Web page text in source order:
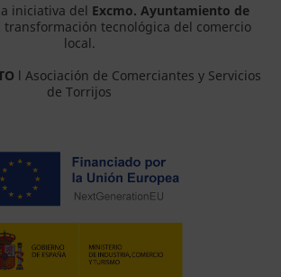
iniciativa del Excmo. Ayuntamiento de
transformación tecnológica del comercio
local.
l Asociación de Comerciantes y Servicios
de Torrijos